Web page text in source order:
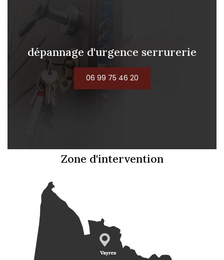
dépannage d'urgence serrurerie
06 99 75 46 20
Zone d'intervention